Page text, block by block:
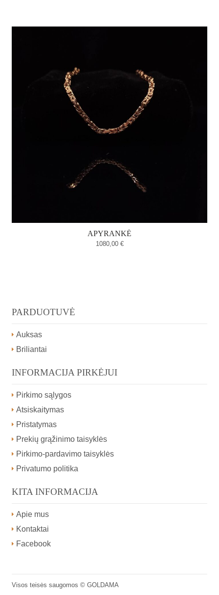
APYRANKĖ
1080,00 €
PARDUOTUVĖ
Auksas
Briliantai
INFORMACIJA PIRKĖJUI
Pirkimo sąlygos
Atsiskaitymas
Pristatymas
Prekių grąžinimo taisyklės
Pirkimo-pardavimo taisyklės
Privatumo politika
KITA INFORMACIJA
Apie mus
Kontaktai
Facebook
Visos teisės saugomos © GOLDAMA